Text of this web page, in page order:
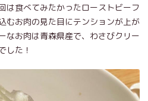
は食べてみたかったローストビーフ
むお肉の見た目にテンションが上が
なお肉は青森県産で、わさびクリー
した！